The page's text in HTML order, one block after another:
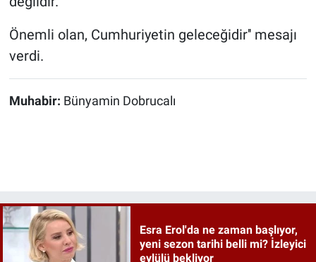
Önemli olan, Cumhuriyetin geleceğidir'' mesajı
verdi.
Muhabir: Bünyamin Dobrucalı
Esra Erol'da ne zaman başlıyor,
yeni sezon tarihi belli mi? İzleyici
eylülü bekliyor